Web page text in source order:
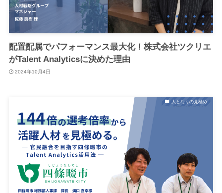
配置配属でパフォーマンス最大化！株式会社ツクリエ
がTalent Analyticsに決めた理由
2024年10月4日
人となりの見極め